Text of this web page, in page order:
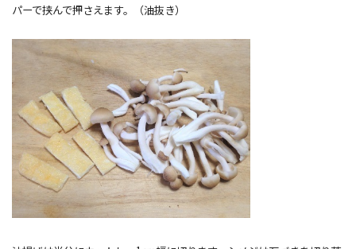
パーで挟んで押さえます。（油抜き）